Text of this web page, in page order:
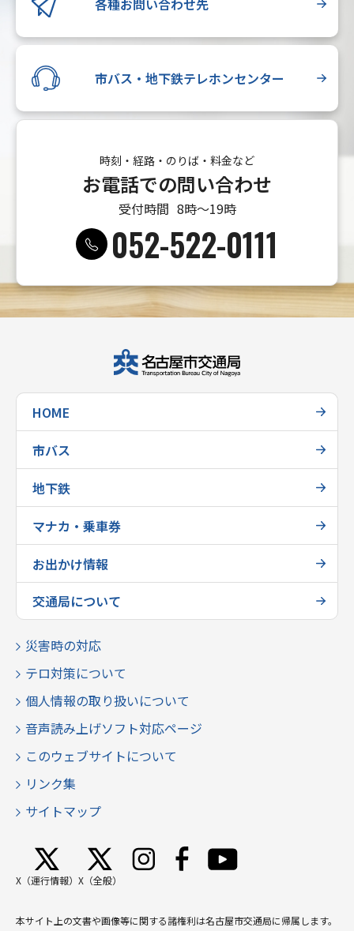
各種お問い合わせ先
市バス・地下鉄テレホンセンター
時刻・経路・のりば・料金など
お電話での問い合わせ
受付時間 8時〜19時
052-522-0111
HOME
市バス
地下鉄
マナカ・乗車券
お出かけ情報
交通局について
災害時の対応
テロ対策について
個人情報の取り扱いについて
音声読み上げソフト対応ページ
このウェブサイトについて
リンク集
サイトマップ
X（運行情報） X（全般）
本サイト上の文書や画像等に関する諸権利は名古屋市交通局に帰属します。